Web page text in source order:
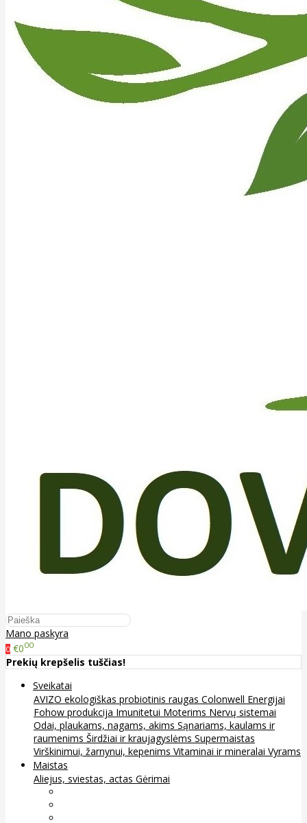
Mano paskyra
0 €000
Prekių krepšelis tuščias!
Sveikatai
AVIZO ekologiškas probiotinis raugas Colonwell Energijai
Fohow produkcija Imunitetui Moterims Nervų sistemai
Odai, plaukams, nagams, akims Sąnariams, kaulams ir
raumenims Širdžiai ir kraujagyslėms Supermaistas
Virškinimui, žarnynui, kepenims Vitaminai ir mineralai Vyrams
Maistas
Aliejus, sviestas, actas Gėrimai